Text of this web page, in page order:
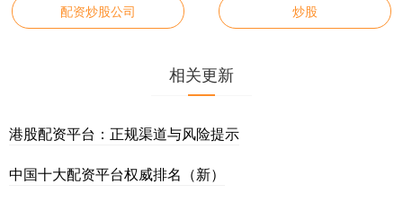
配资炒股公司 炒股
相关更新
港股配资平台：正规渠道与风险提示
中国十大配资平台权威排名（新）